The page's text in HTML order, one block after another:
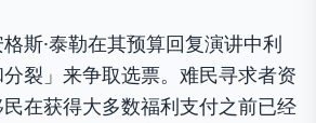
斯·泰勒在其预算回复演讲中利
裂」来争取选票。难民寻求者资
在获得大多数福利支付之前已经